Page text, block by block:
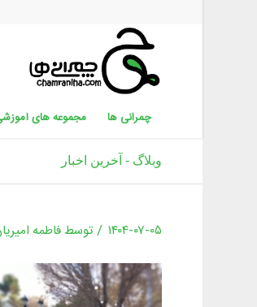
چمرانی ها مجموعه های
وبلاگ - آخرین اخبار
۱۴۰۴-۰۷-۰۵ / توسطفاطمه